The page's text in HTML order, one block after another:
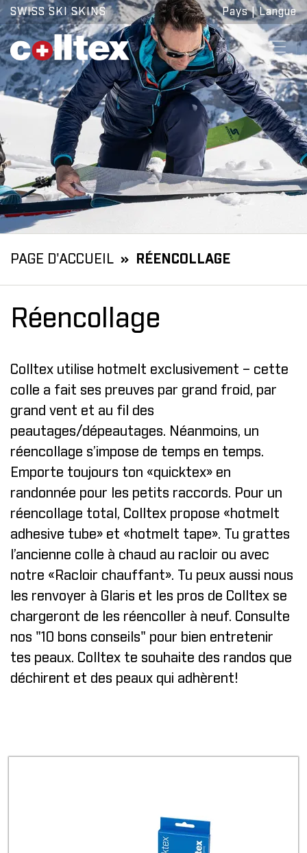
SWISS SKI SKINS Pays|Langue
PAGE D'ACCUEIL RÉENCOLLAGE
Réencollage
Colltex utilise hotmelt exclusivement – cette
colle a fait ses preuves par grand froid, par
grand vent et au fil des
peautages/dépeautages. Néanmoins, un
réencollage s’impose de temps en temps.
Emporte toujours ton «quicktex» en
randonnée pour les petits raccords. Pour un
réencollage total, Colltex propose «hotmelt
adhesive tube» et «hotmelt tape». Tu grattes
l’ancienne colle à chaud au racloir ou avec
notre «Racloir chauffant». Tu peux aussi nous
les renvoyer à Glaris et les pros de Colltex se
chargeront de les réencoller à neuf. Consulte
nos "10 bons conseils" pour bien entretenir
tes peaux. Colltex te souhaite des randos que
déchirent et des peaux qui adhèrent!